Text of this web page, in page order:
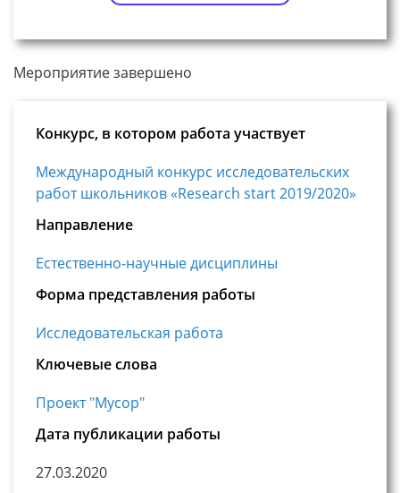
Мероприятие завершено
Конкурс, в котором работа участвует
Международный конкурс исследовательских
работ школьников «Research start 2019/2020»
Направление
Естественно-научные дисциплины
Форма представления работы
Исследовательская работа
Ключевые слова
Проект "Мусор"
Дата публикации работы
27.03.2020